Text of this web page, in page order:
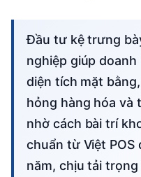
Đầu tư kệ trưng bày tại Gia Lai chuyên
nghiệp giúp
diện tích mặt
hỏng hàng hóa và
nhờ cách bài trí
chuẩn từ Việt POS
năm, chịu tải